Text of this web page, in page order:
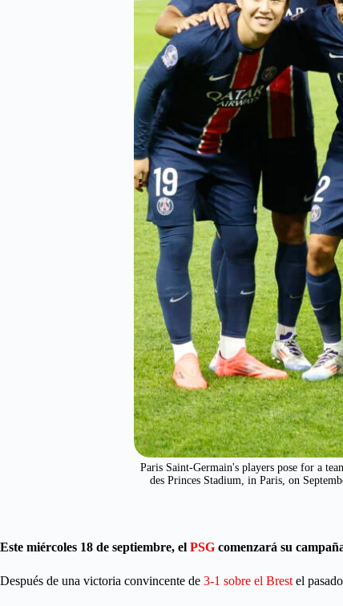
Paris Saint-Germain's players pose for a
des Princes Stadium, in Paris, on
Este miércoles 18 de septiembre, el PSG comenzará su
Después de una victoria convincente de 3-1 sobre el Brest el